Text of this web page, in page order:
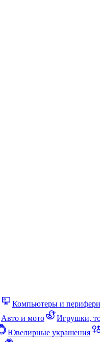
Компьютеры и
Авто и мото Игрушки,
Ювелирные украшения